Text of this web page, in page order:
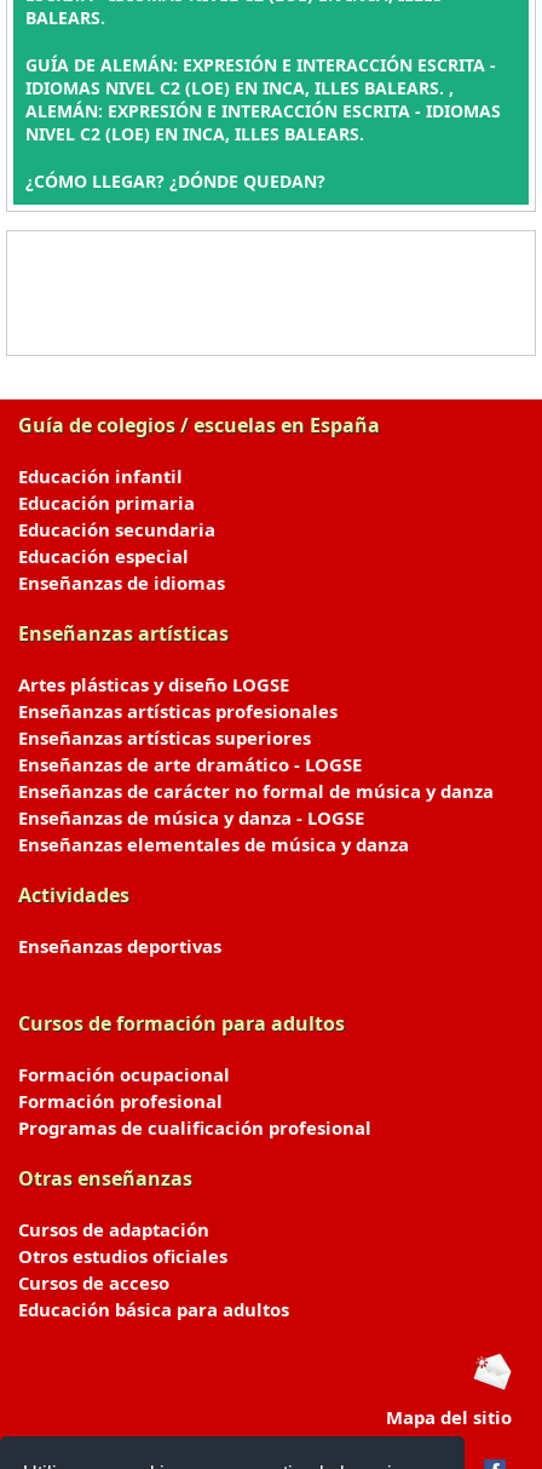
BALEARS.
GUÍA DE ALEMÁN: EXPRESIÓN E INTERACCIÓN ESCRITA -
IDIOMAS NIVEL C2 (LOE) EN INCA, ILLES BALEARS. ,
ALEMÁN: EXPRESIÓN E INTERACCIÓN ESCRITA - IDIOMAS
NIVEL C2 (LOE) EN INCA, ILLES BALEARS.
¿CÓMO LLEGAR? ¿DÓNDE QUEDAN?
Guía de colegios / escuelas en España
Educación infantil
Educación primaria
Educación secundaria
Educación especial
Enseñanzas de idiomas
Enseñanzas artísticas
Artes plásticas y diseño LOGSE
Enseñanzas artísticas profesionales
Enseñanzas artísticas superiores
Enseñanzas de arte dramático - LOGSE
Enseñanzas de carácter no formal de música y danza
Enseñanzas de música y danza - LOGSE
Enseñanzas elementales de música y danza
Actividades
Enseñanzas deportivas
Cursos de formación para adultos
Formación ocupacional
Formación profesional
Programas de cualificación profesional
Otras enseñanzas
Cursos de adaptación
Otros estudios oficiales
Cursos de acceso
Educación básica para adultos
Mapa del sitio